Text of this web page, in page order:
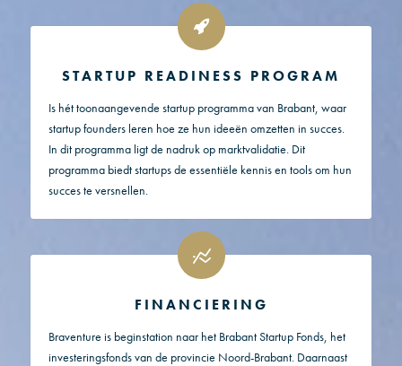
STARTUP READINESS PROGRAM
Is hét toonaangevende startup programma van Brabant, waar
startup founders leren hoe ze hun ideeën omzetten in succes.
In dit programma ligt de nadruk op marktvalidatie. Dit
programma biedt startups de essentiële kennis en tools om hun
succes te versnellen.
FINANCIERING
Braventure is beginstation naar het Brabant Startup Fonds, het
investeringsfonds van de provincie Noord-Brabant. Daarnaast